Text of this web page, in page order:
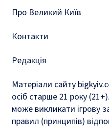
Про Великий Київ
Контакти
Редакція
Матеріали сайту
осіб старше 21 року
може викликати ігрову
правил (принципів)